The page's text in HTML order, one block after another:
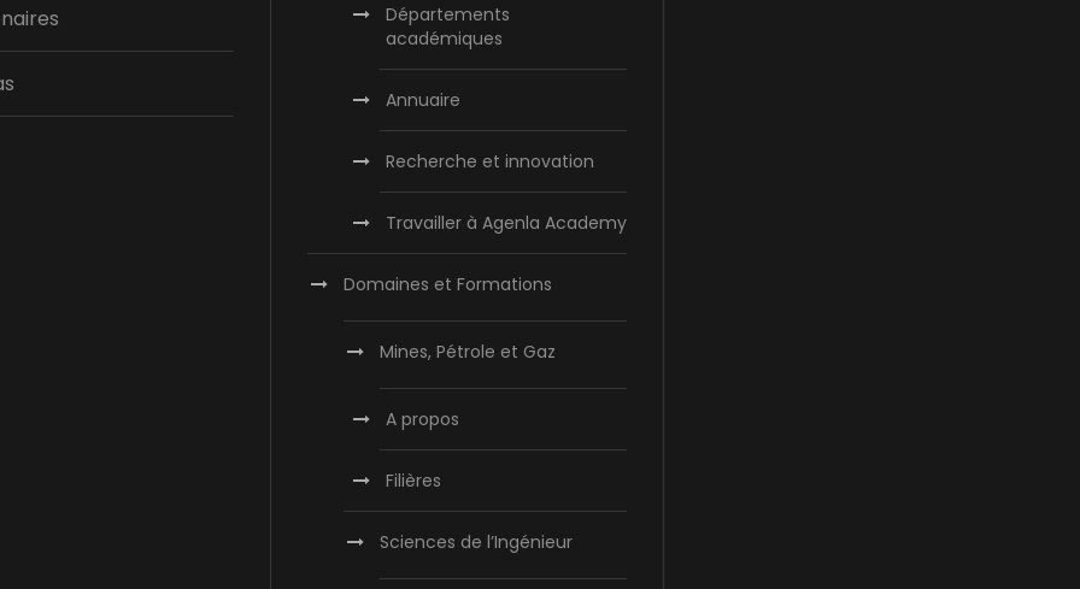
Départements
académiques
Annuaire
Recherche et innovation
Travailler à Agenla Academy
Domaines et Formations
Mines, Pétrole et Gaz
A propos
Filières
Sciences de l’Ingénieur